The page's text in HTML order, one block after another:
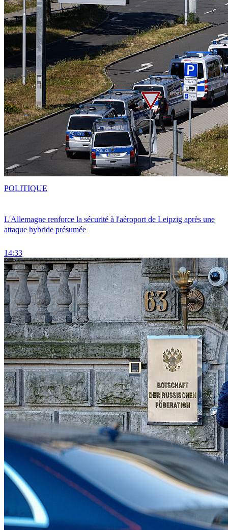
L'Allemagne renforce la sécurité à l'aéroport de Leipzig après une
attaque hybride présumée
14:33
POLITIQUE